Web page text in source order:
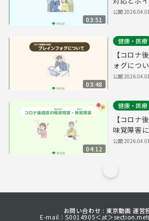
03:51
作成）
公開2026.04.01
03:48
健康・医療
【コロナ
ォグにつ
成）
公開2026.04.01
04:12
健康・医療
【コロナ
味覚障害
作成）
公開
お問い合わせ : 東京動画 運営
E-mail：S0014905＜at＞